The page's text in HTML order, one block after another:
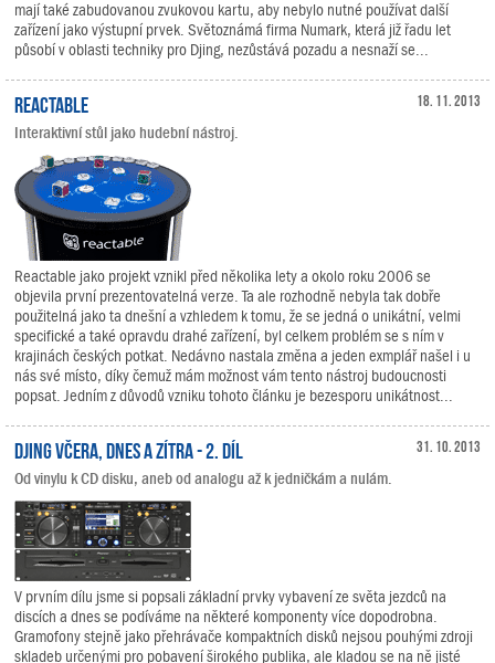
mají také zabudovanou zvukovou kartu, aby nebylo nutné používat další
zařízení jako výstupní prvek. Světoznámá firma Numark, která již řadu let
působí v oblasti techniky pro Djing, nezůstává pozadu a nesnaží se...
18. 11. 2013
Reactable
Interaktivní stůl jako hudební nástroj.
Reactable jako projekt vznikl před několika lety a okolo roku 2006 se
objevila první prezentovatelná verze. Ta ale rozhodně nebyla tak dobře
použitelná jako ta dnešní a vzhledem k tomu, že se jedná o unikátní, velmi
specifické a také opravdu drahé zařízení, byl celkem problém se s ním v
krajinách českých potkat. Nedávno nastala změna a jeden exmplář našel i u
nás své místo, díky čemuž mám možnost vám tento nástroj budoucnosti
popsat. Jedním z důvodů vzniku tohoto článku je bezesporu unikátnost...
31. 10. 2013
DJing včera, dnes a zítra - 2. díl
Od vinylu k CD disku, aneb od analogu až k jedničkám a nulám.
V prvním dílu jsme si popsali základní prvky vybavení ze světa jezdců na
discích a dnes se podíváme na některé komponenty více dopodrobna.
Gramofony stejně jako přehrávače kompaktních disků nejsou pouhými zdroji
skladeb určenými pro pobavení širokého publika, ale kladou se na ně jisté